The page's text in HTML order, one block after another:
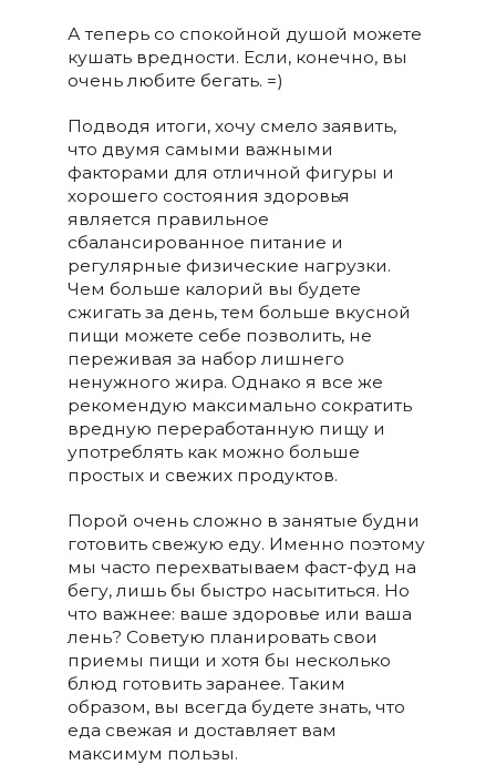
А теперь со спокойной душой можете
кушать вредности. Если, конечно, вы
очень любите бегать. =)
Подводя итоги, хочу смело заявить,
что двумя самыми важными
факторами для отличной фигуры и
хорошего состояния здоровья
является правильное
сбалансированное питание и
регулярные физические нагрузки.
Чем больше калорий вы будете
сжигать за день, тем больше вкусной
пищи можете себе позволить, не
переживая за набор лишнего
ненужного жира. Однако я все же
рекомендую максимально сократить
вредную переработанную пищу и
употреблять как можно больше
простых и свежих продуктов.
Порой очень сложно в занятые будни
готовить свежую еду. Именно поэтому
мы часто перехватываем фаст-фуд на
бегу, лишь бы быстро насытиться. Но
что важнее: ваше здоровье или ваша
лень? Советую планировать свои
приемы пищи и хотя бы несколько
блюд готовить заранее. Таким
образом, вы всегда будете знать, что
еда свежая и доставляет вам
максимум пользы.